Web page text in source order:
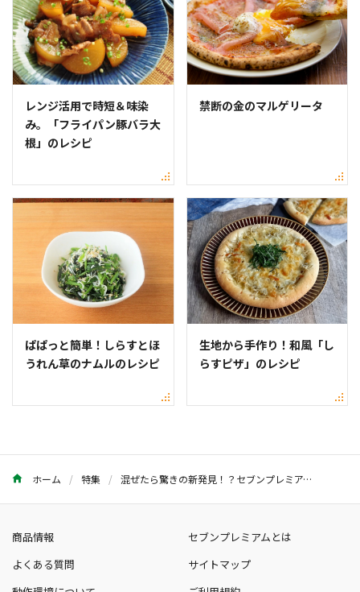
レンジ活用で時短＆味染
み。「フライパン豚バラ大
根」のレシピ
禁断の金のマルゲリータ
ぱぱっと簡単！しらすとほ
うれん草のナムルのレシピ
生地から手作り！和風「し
らすピザ」のレシピ
ホーム 特集 混ぜたら驚きの新発見！？セブンプレミアムの“ℤ世代”ラーメン
商品情報
セブンプレミアムとは
よくある質問
サイトマップ